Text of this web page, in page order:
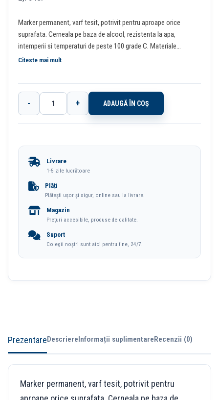
Marker permanent, varf tesit, potrivit pentru aproape orice
suprafata. Cerneala pe baza de alcool, rezistenta la apa,
intemperii si temperaturi de peste 100 grade C. Materiale
reciclate.
Citeste mai mult
Cantitate
Marker
Varf
Tesit
Centropen
- + ADAUGĂ ÎN COȘ
Livrare
1-5 zile lucrătoare
Plăți
Plătești ușor și sigur, online sau la livrare.
Magazin
Prețuri accesibile, produse de calitate.
Suport
Colegii noștri sunt aici pentru tine, 24/7.
PrezentareDescriereInformații suplimentareRecenzii (0)
Marker permanent, varf tesit, potrivit pentru